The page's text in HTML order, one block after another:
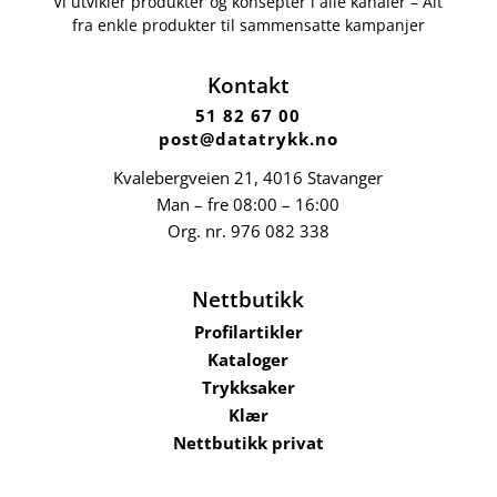
fra enkle produkter til sammensatte kampanjer
Kontakt
51 82 67 00
post@datatrykk.no
Kvalebergveien 21 , 4016 Stavanger
Man – fre 08:00 – 16:00
Org. nr. 976 082 338
Nettbutikk
Profilartikler
Kataloger
Trykksaker
Klær
Nettbutikk privat